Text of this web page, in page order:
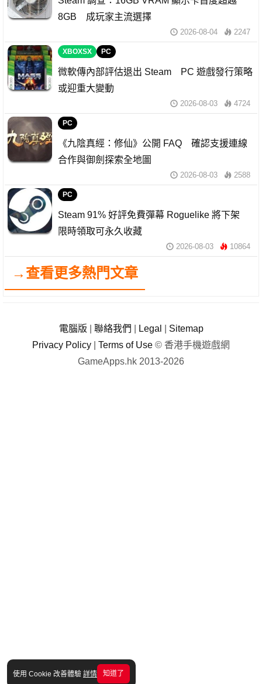
使用 Cookie 改善體驗 詳情 知道了
8GB 成玩家主流選擇
2026-08-04 2247
XBOXSX PC
微軟傳內部評估退出 Steam PC 遊戲發行策略
或迎重大變動
2026-08-03 4724
PC
《九陰真經：修仙》公開 FAQ 確認支援連線
合作與御劍探索全地圖
2026-08-03 2588
PC
Steam 91% 好評免費彈幕 Roguelike 將下架
限時領取可永久收藏
2026-08-03 10864
→查看更多熱門文章
電腦版 聯絡我們 Legal
Sitemap
Privacy Policy
Terms of Use © 香港手機遊戲網
GameApps.hk 2013-2026